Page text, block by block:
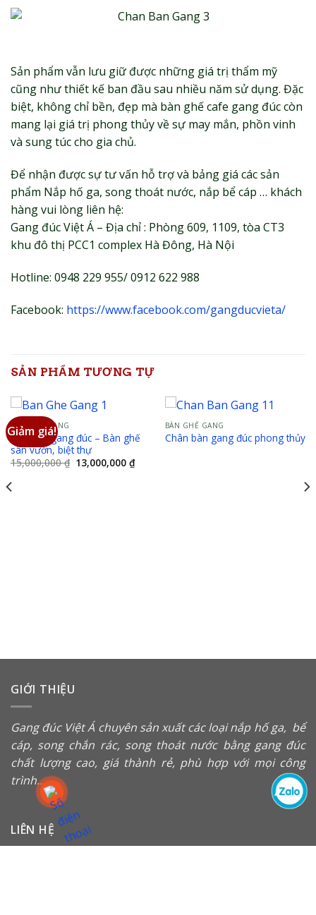
Sản phẩm vẫn lưu giữ được những giá trị thẩm mỹ
cũng như thiết kế ban đầu sau nhiều năm sử dụng. Đặc
biệt, không chỉ bền, đẹp mà bàn ghế cafe gang đúc còn
mang lại giá trị phong thủy về sự may mắn, phồn vinh
và sung túc cho gia chủ.
Để nhận được sự tư vấn hỗ trợ và bảng giá các sản
phẩm Nắp hố ga, song thoát nước, nắp bể cáp … khách
hàng vui lòng liên hệ:
Gang đúc Việt Á – Địa chỉ : Phòng 609, 1109, tòa CT3
khu đô thị PCC1 complex Hà Đông, Hà Nội
Hotline: 0948 229 955/ 0912 622 988
Facebook: https://www.facebook.com/gangducvieta/
SẢN PHẨM TƯƠNG TỰ
Giảm giá!
BÀN GHẾ GANG
Bàn ghế gang đúc – Bàn ghế
sân vườn, biệt thự
15,000,000₫ Giá
gốc
13,000,000 ₫Giá
hiện
BÀN GHẾ GANG
Chân bàn gang đúc phong thủy
GIỚI THIỆU
Gang đúc Việt Á chuyên sản xuất các loạinắp hố ga, bể
cáp, song chắn rác, song thoát nước bằng gang đúc
chất lượng cao, giá thành rẻ, phù hợp với mọi công
trình…
LIÊN HỆ